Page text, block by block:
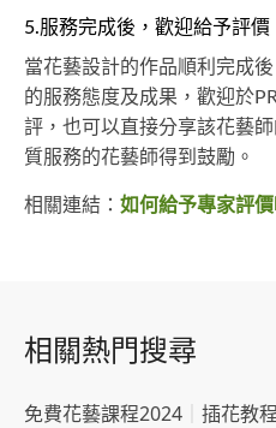
5.服務完成後，歡迎給予評價
當花藝設計的作品順利完成
的服務態度及成果，歡迎於
評，也可以直接分享該花藝
質服務的花藝師得到鼓勵。
相關連結： 如何給予專家評價
相關熱門搜尋
免費花藝課程2024 插花教程